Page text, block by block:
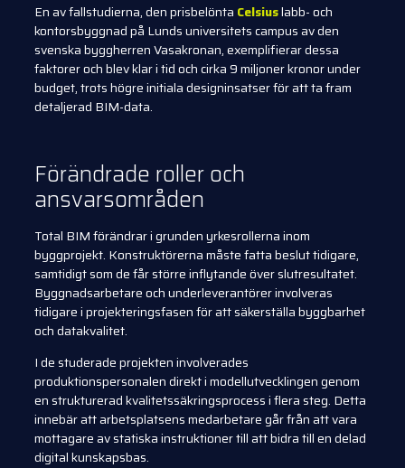
En av fallstudierna, den prisbelönta Celsiuslabb- och
kontorsbyggnad på Lunds universitets campus av den
svenska byggherren Vasakronan, exemplifierar dessa
faktorer och blev klar i tid och cirka 9 miljoner kronor under
budget, trots högre initiala designinsatser för att ta fram
detaljerad BIM-data.
Förändrade roller och
ansvarsområden
Total BIM förändrar i grunden yrkesrollerna inom
byggprojekt. Konstruktörerna måste fatta beslut tidigare,
samtidigt som de får större inflytande över slutresultatet.
Byggnadsarbetare och underleverantörer involveras
tidigare i projekteringsfasen för att säkerställa byggbarhet
och datakvalitet.
I de studerade projekten involverades
produktionspersonalen direkt i modellutvecklingen genom
en strukturerad kvalitetssäkringsprocess i flera steg. Detta
innebär att arbetsplatsens medarbetare går från att vara
mottagare av statiska instruktioner till att bidra till en delad
digital kunskapsbas.